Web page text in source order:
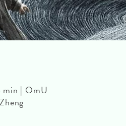
min | OmU